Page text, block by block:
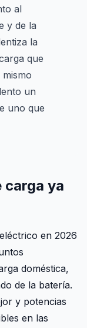
al
y de la
la
que
un
uno que
carga ya
en 2026
doméstica,
de la batería.
y potencias
en las